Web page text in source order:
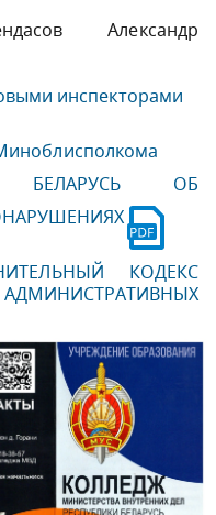
Александр
инспекторами
БЕЛАРУСЬ ОБ
КОДЕКС